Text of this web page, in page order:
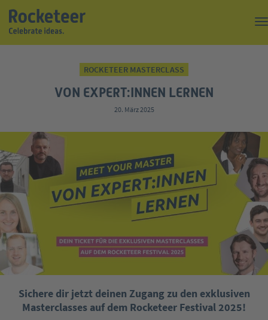
Magazin
Suche
Über uns
Kontakt
ROCKETEER MASTERCLASS
VON EXPERT:INNEN LERNEN
20. März 2025
Sichere dir jetzt deinen Zugang zu den exklusiven
Masterclasses auf dem Rocketeer Festival 2025!